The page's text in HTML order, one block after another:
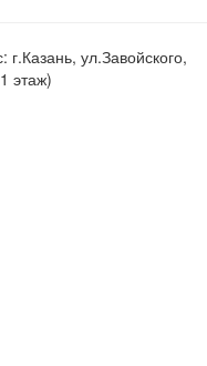
г.Казань, ул.Завойского,
этаж)